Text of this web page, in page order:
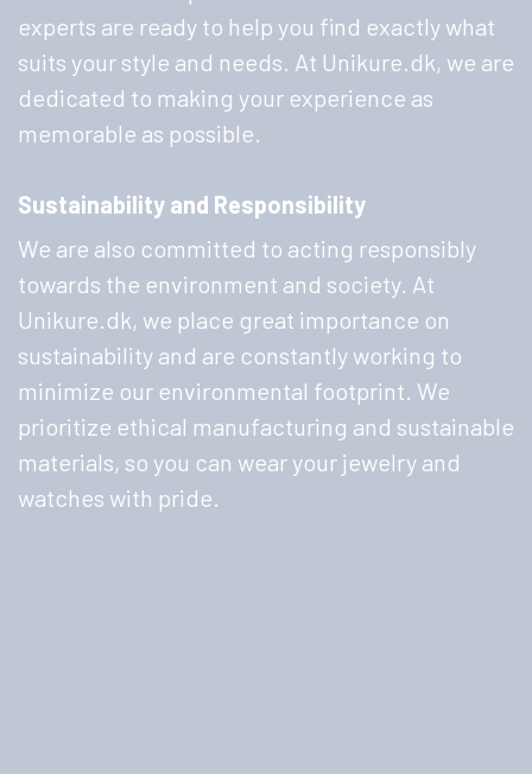
experts are ready to help you find exactly what
suits your style and needs. At Unikure.dk, we are
dedicated to making your experience as
memorable as possible.
Sustainability and Responsibility
We are also committed to acting responsibly
towards the environment and society. At
Unikure.dk, we place great importance on
sustainability and are constantly working to
minimize our environmental footprint. We
prioritize ethical manufacturing and sustainable
materials, so you can wear your jewelry and
watches with pride.